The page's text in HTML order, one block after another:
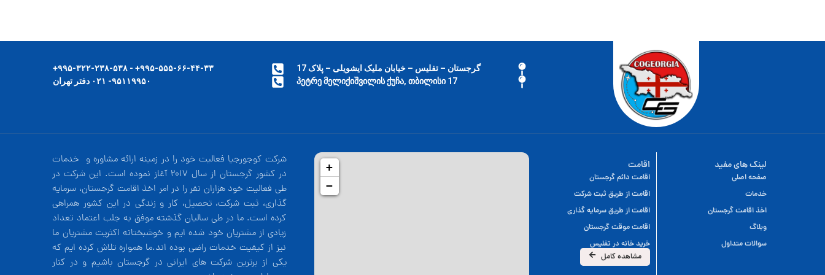
۹۹۵-۵۵۵-۶۶-۴۴-۳۳+ - ۹۹۵-۳۲۲-۲۳۸-۵۳۸+
۹۵۱۱۹۹۵۰- ۰۲۱ دفتر تهران
گرجستان – تفلیس – خیابان ملیک ایشویلی – پلاک 17
17 პეტრე მელიქიშვილის ქუჩა, თბილისი
شرکت کوجورجیا فعالیت خود را در زمینه ارائه مشاوره و خدمات
در کشور گرجستان از سال 2017 آغاز نموده است. این شرکت در
طی فعالیت خود هزاران نفر را در امر اخذ اقامت گرجستان، سرمایه
گذاری، ثبت شرکت، تحصیل، کار و زندگی در این کشور همراهی
کرده است. ما در طی سالیان گذشته موفق به جلب اعتماد تعداد
زیادی از مشتریان خود شده ایم و خوشبختانه اکثریت مشتریان ما
نیز از کیفیت خدمات راضی بوده اند.ما همواره تلاش کرده ایم که
یکی از برترین شرکت های ایرانی در گرجستان باشیم و در کنار
+
−
اقامت
اقامت دائم گرجستان
اقامت از طریق ثبت شرکت
اقامت از طریق سرمایه گذاری
اقامت موقت گرجستان
خرید خانه در تفلیس
مشاهده کامل
لینک های مفید
صفحه اصلی
خدمات
اخذ اقامت گرجستان
وبلاگ
سوالات متداول